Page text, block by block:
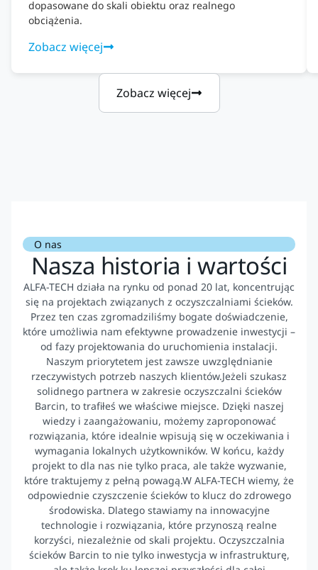
dopasowane do skali obiektu oraz realnego
obciążenia.
Zobacz więcej
Zobacz więcej
O nas
Nasza historia i wartości
ALFA-TECH działa na rynku od ponad 20 lat, koncentrując
się na projektach związanych z oczyszczalniami ścieków.
Przez ten czas zgromadziliśmy bogate doświadczenie,
które umożliwia nam efektywne prowadzenie inwestycji –
od fazy projektowania do uruchomienia instalacji.
Naszym priorytetem jest zawsze uwzględnianie
rzeczywistych potrzeb naszych klientów.Jeżeli szukasz
solidnego partnera w zakresie oczyszczalni ścieków
Barcin, to trafiłeś we właściwe miejsce. Dzięki naszej
wiedzy i zaangażowaniu, możemy zaproponować
rozwiązania, które idealnie wpisują się w oczekiwania i
wymagania lokalnych użytkowników. W końcu, każdy
projekt to dla nas nie tylko praca, ale także wyzwanie,
które traktujemy z pełną powagą.W ALFA-TECH wiemy, że
odpowiednie czyszczenie ścieków to klucz do zdrowego
środowiska. Dlatego stawiamy na innowacyjne
technologie i rozwiązania, które przynoszą realne
korzyści, niezależnie od skali projektu. Oczyszczalnia
ścieków Barcin to nie tylko inwestycja w infrastrukturę,